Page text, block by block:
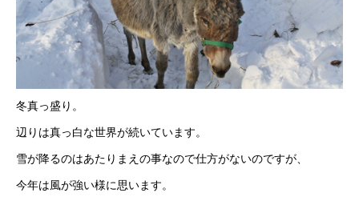
冬真っ盛り。
辺りは真っ白な世界が続いています。
雪が降るのはあたりまえの事なので仕方がないのですが、
今年は風が強い様に思います。